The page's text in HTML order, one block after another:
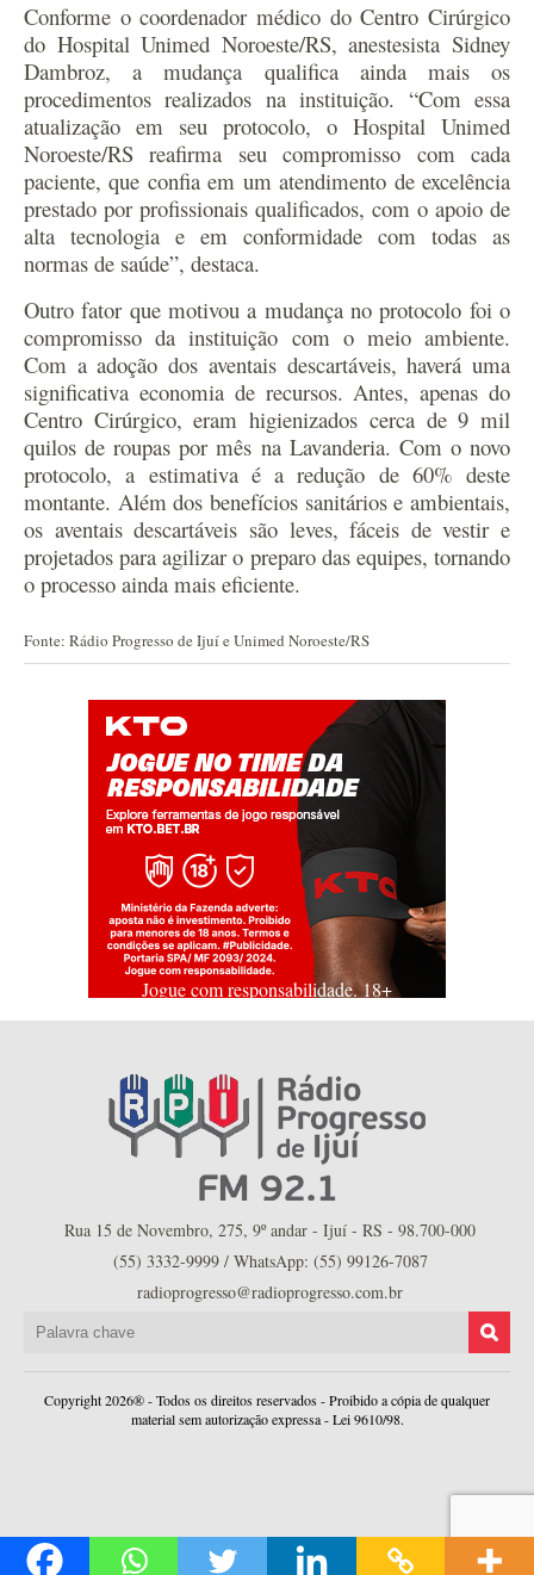
Conforme o coordenador médico do Centro Cirúrgico
do Hospital Unimed Noroeste/RS, anestesista Sidney
Dambroz, a mudança qualifica ainda mais os
procedimentos realizados na instituição. “Com essa
atualização em seu protocolo, o Hospital Unimed
Noroeste/RS reafirma seu compromisso com cada
paciente, que confia em um atendimento de excelência
prestado por profissionais qualificados, com o apoio de
alta tecnologia e em conformidade com todas as
normas de saúde”, destaca.
Outro fator que motivou a mudança no protocolo foi o
compromisso da instituição com o meio ambiente.
Com a adoção dos aventais descartáveis, haverá uma
significativa economia de recursos. Antes, apenas do
Centro Cirúrgico, eram higienizados cerca de 9 mil
quilos de roupas por mês na Lavanderia. Com o novo
protocolo, a estimativa é a redução de 60% deste
montante. Além dos benefícios sanitários e ambientais,
os aventais descartáveis são leves, fáceis de vestir e
projetados para agilizar o preparo das equipes, tornando
o processo ainda mais eficiente.
Fonte: Rádio Progresso de Ijuí e Unimed Noroeste/RS
Jogue com responsabilidade. 18+
Rua 15 de Novembro, 275, 9º andar - Ijuí - RS - 98.700-000
(55) 3332-9999 / WhatsApp: (55) 99126-7087
radioprogresso@radioprogresso.com.br
Copyright 2026® - Todos os direitos reservados - Proibido a cópia de qualquer
material sem autorização expressa - Lei 9610/98.